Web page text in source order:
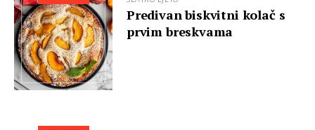
Predivan biskvitni kolač s
prvim breskvama